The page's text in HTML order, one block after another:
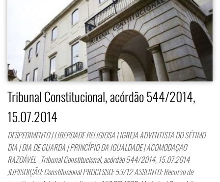
Tribunal Constitucional, acórdão 544/2014,
15.07.2014
DESPEDIMENTO | LIBERDADE RELIGIOSA | IGREJA ADVENTISTA DO SÉTIMO
DIA | DIA DE GUARDA | PRINCÍPIO DA IGUALDADE | ACOMODAÇÃO
RAZOÁVEL Tribunal Constitucional, acórdão 544/2014, 15.07.2014
JURISDIÇÃO: Constitucional PROCESSO: 53/12 ASSUNTO: Recurso de